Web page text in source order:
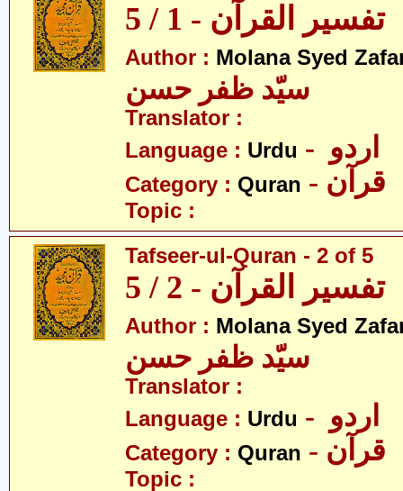
تفسیر القرآن - 1 / 5
Author : Molana Syed
سیّد ظفر حسن
Translator :
Language : Urdu
Category : Quran - قرآن
Topic :
Tafseer-ul-Quran - 2 of 5
تفسیر القرآن - 2 / 5
Author : Molana Syed
سیّد ظفر حسن
Translator :
Language : Urdu
Category : Quran - قرآن
Topic :